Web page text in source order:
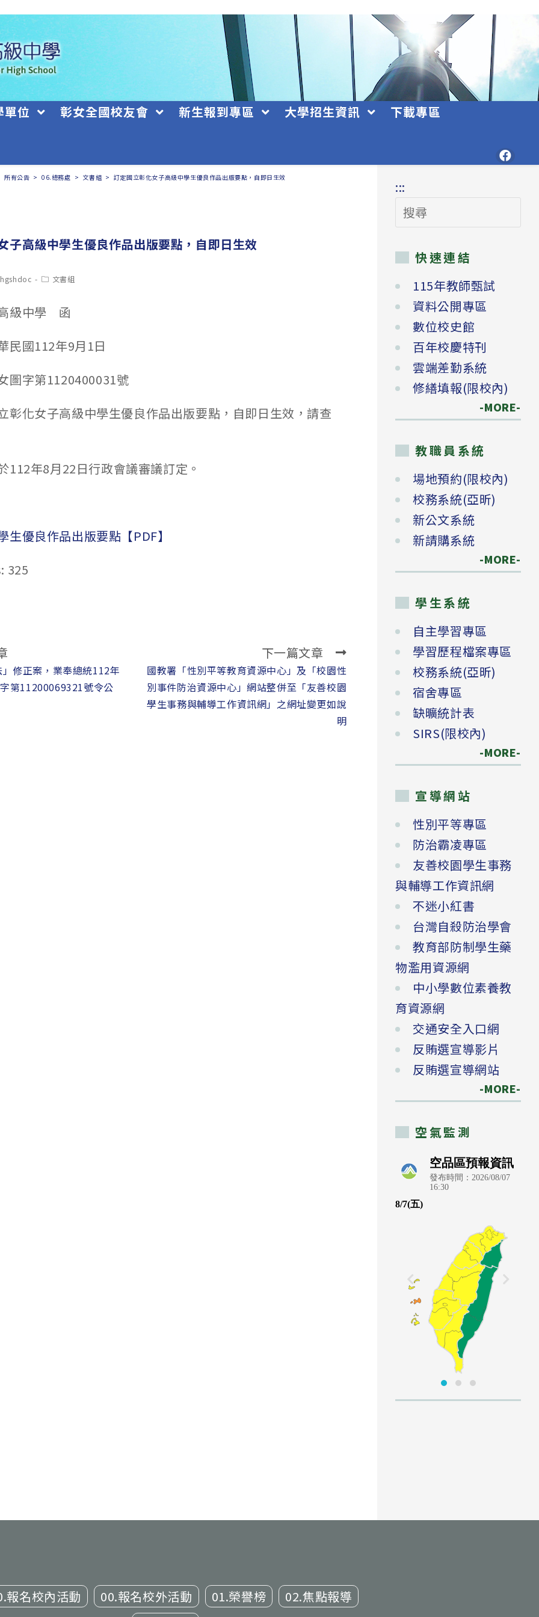
單位 彰女全國校友會 新生報到專區 大學招生資訊 下載專區
所有公告 > 06.總務處 > 文書組 > 訂定國立彰化女子高級中學生優良作品出版要點，自即日生效
子高級中學生優良作品出版要點，自即日生效
Post文書組
級中學 函
民國112年9月1日
圖字第1120400031號
彰化女子高級中學生優良作品出版要點，自即日生效，請查
112年8月22日行政會議審議訂定。
生優良作品出版要點【PDF】
325
修正案，業奉總統112年
第11200069321號令公
下一篇文章
國教署「性別平等教育資源中心」及「校園性
別事件防治資源中心」網站整併至「友善校園
學生事務與輔導工作資訊網」之網址變更如說
明
:::
搜
尋
快速連結
115年教師甄試
資料公開專區
數位校史館
百年校慶特刊
雲端差勤系統
修繕填報(限校內)
-MORE-
教職員系統
場地預約(限校內)
校務系統(亞昕)
新公文系統
新請購系統
-MORE-
學生系統
自主學習專區
學習歷程檔案專區
校務系統(亞昕)
宿舍專區
缺曠統計表
SIRS(限校內)
-MORE-
宣導網站
性別平等專區
防治霸凌專區
友善校園學生事務
與輔導工作資訊網
不迷小紅書
台灣自殺防治學會
教育部防制學生藥
物濫用資源網
中小學數位素養教
育資源網
交通安全入口網
反賄選宣導影片
反賄選宣導網站
-MORE-
空氣監測
報名校內活動 00.報名校外活動 01.榮譽榜
02.焦點報導